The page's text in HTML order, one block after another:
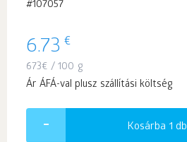
#107057
6.73 €
673€ / 100 g
Ár ÁFÁ-val plusz szállítási költség
Kosárba 1